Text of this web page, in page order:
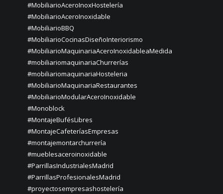
#MobiliarioAceroInoxHostelería
#MobiliarioAceroInoxidable
#MobiliarioBBQ
#MobiliarioCocinasDiseñoInteriorismo
#MobiliarioMaquinariaAceroInoxidableaMedida
#mobiliariomaquinariaChurrerías
#mobiliariomaquinariaHosteleria
#MobiliarioMaquinariaRestaurantes
#MobiliarioModularAceroInoxidable
#Monoblock
#MontajeBufésLibres
#MontajeCafeteríasEmpresas
#montajemontarchurrería
#mueblesaceroinoxidable
#ParrillasIndustrialesMadrid
#ParrillasProfesionalesMadrid
#proyectosempresashostelería